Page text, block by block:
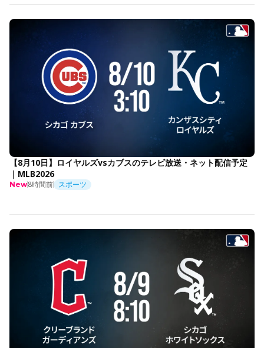
【8月10日】ロイヤルズvsカブスのテレビ放送・ネット配信予定
｜MLB2026
New8時間前 スポーツ